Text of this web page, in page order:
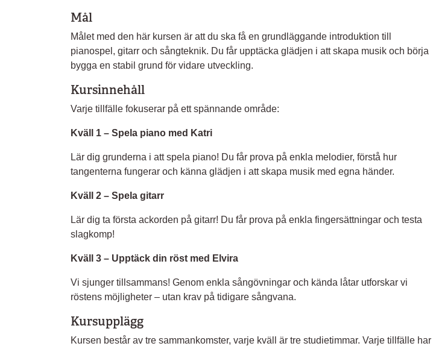
Mål
Målet med den här kursen är att du ska få en grundläggande introduktion till
pianospel, gitarr och sångteknik. Du får upptäcka glädjen i att skapa musik och börja
bygga en stabil grund för vidare utveckling.
Kursinnehåll
Varje tillfälle fokuserar på ett spännande område:
Kväll 1 – Spela piano med Katri
Lär dig grunderna i att spela piano! Du får prova på enkla melodier, förstå hur
tangenterna fungerar och känna glädjen i att skapa musik med egna händer.
Kväll 2 – Spela gitarr
Lär dig ta första ackorden på gitarr! Du får prova på enkla fingersättningar och testa
slagkomp!
Kväll 3 – Upptäck din röst med Elvira
Vi sjunger tillsammans! Genom enkla sångövningar och kända låtar utforskar vi
röstens möjligheter – utan krav på tidigare sångvana.
Kursupplägg
Kursen består av tre sammankomster, varje kväll är tre studietimmar. Varje tillfälle har